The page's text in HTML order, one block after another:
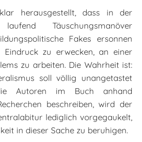
herausgestellt, dass in der
Täuschungsmanöver
Fakes ersonnen
Eindruck zu erwecken, an einer
zu arbeiten. Die Wahrheit ist:
soll völlig unangetastet
Autoren im Buch anhand
beschreiben, wird der
lediglich vorgegaukelt,
in dieser Sache zu beruhigen.